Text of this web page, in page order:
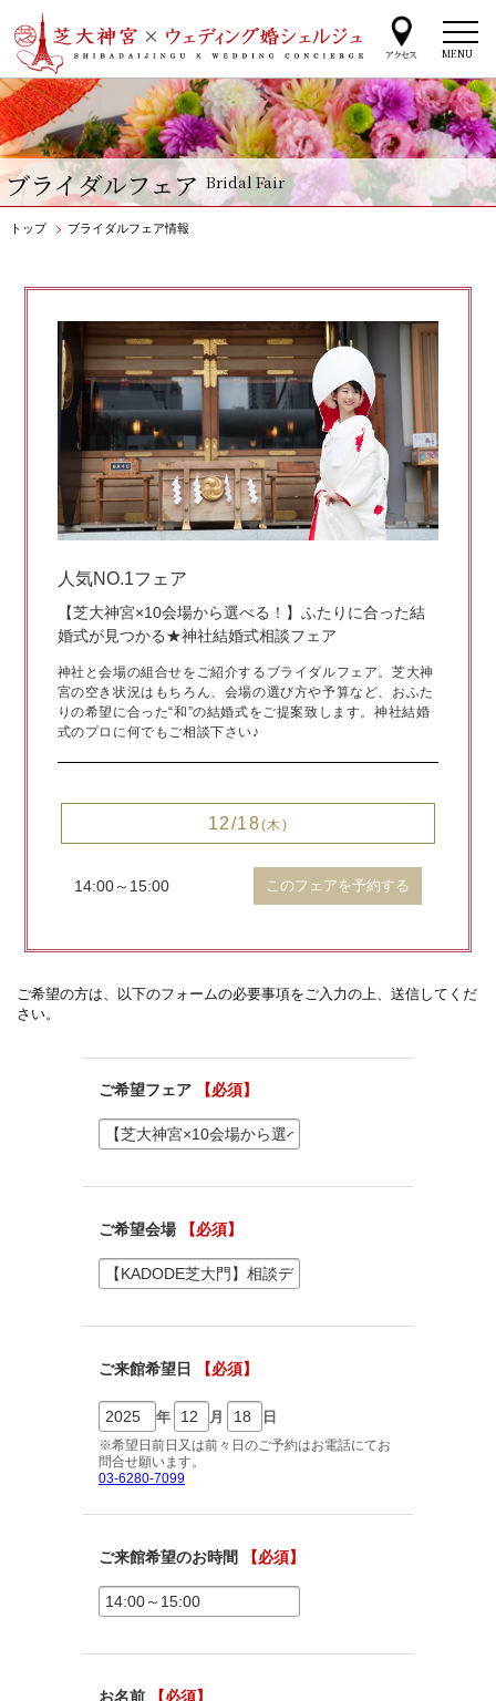
ブライダルフェア Bridal Fair
MENU
トップ > ブライダルフェア情報
人気NO.1フェア
【芝大神宮×10会場から選べる！】ふたりに合った結
婚式が見つかる★神社結婚式相談フェア
神社と会場の組合せをご紹介するブライダルフェア。芝大神
宮の空き状況はもちろん、会場の選び方や予算など、おふた
りの希望に合った“和”の結婚式をご提案致します。神社結婚
式のプロに何でもご相談下さい♪
12/18(木)
14:00～15:00 このフェアを予約する